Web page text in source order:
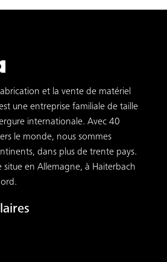
et la vente de matériel
une entreprise familiale de taille
internationale. Avec 40
le monde, nous sommes
dans plus de trente pays.
situe en Allemagne, à Haiterbach